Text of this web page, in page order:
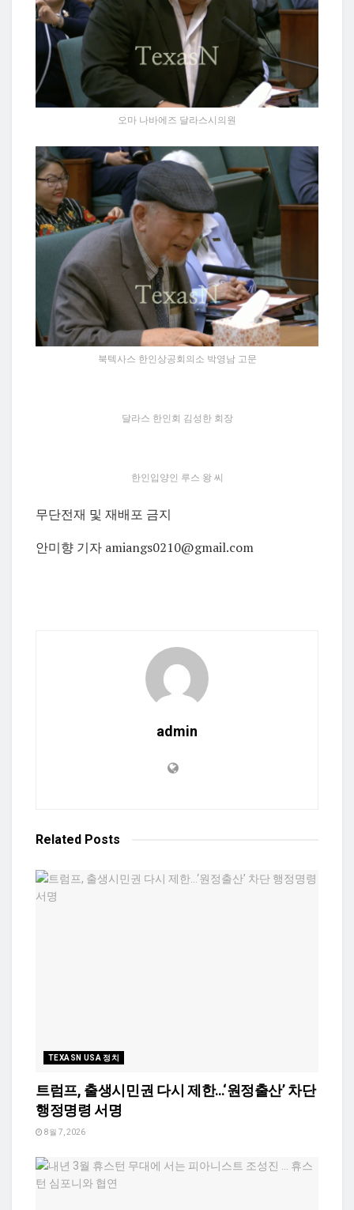
오마 나바에즈 달라스시의원
북텍사스 한인상공회의소 박영남 고문
달라스 한인회 김성한 회장
한인입양인 루스 왕 씨
무단전재 및 재배포 금지
안미향 기자 amiangs0210@gmail.com
admin
Related Posts
TEXASN USA 정치
트럼프, 출생시민권 다시 제한…‘원정출산’ 차단
행정명령 서명
8월 7, 2026